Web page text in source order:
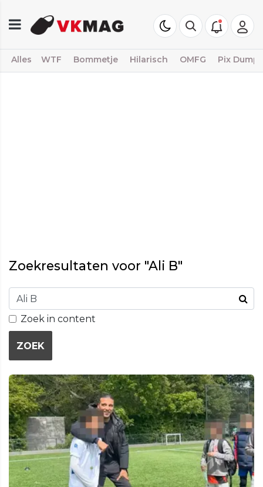
Alles WTF Bommetje Hilarisch OMFG Pix Dump
Zoekresultaten voor "Ali B"
Zoek in content
ZOEK